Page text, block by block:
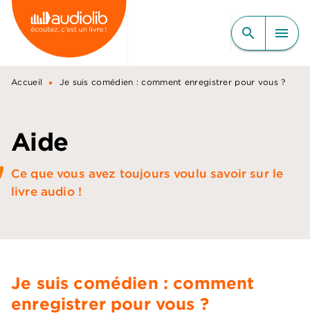
MENU RECHERCHE
CONTENU
PIED DE PAGE
search menu
Accueil • Je suis comédien : comment enregistrer pour vous ?
Aide
Ce que vous avez toujours voulu savoir sur le
livre audio !
Je suis comédien : comment
enregistrer pour vous ?